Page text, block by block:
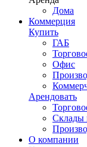
Дома
Коммерция
Купить
ГАБ
Офис
Арендовать
Склады
О компании